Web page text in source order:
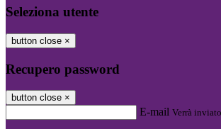
Seleziona utente
button close ×
Recupero password
button close ×
E-mail Verrà